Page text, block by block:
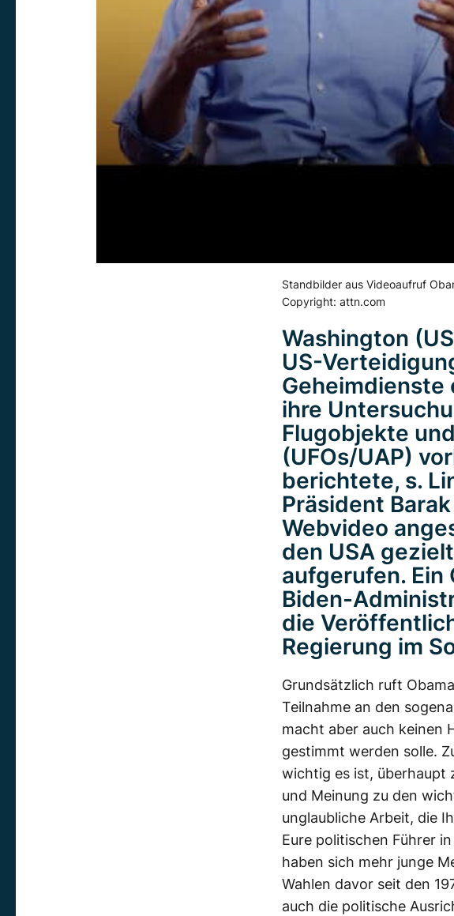
Standbilder aus Videoaufruf
Copyright: attn.com
Washington
US-
Geheimdienste
ihre
Flugobjekte
(UFOs/UAP)
berichtete, s.
Präsident
Webvideo
den USA
aufgerufen.
Biden-
die
Regierung im
Grundsätzlich ruft
Teilnahme an den
macht aber auch keinen
gestimmt werden solle.
wichtig es ist, überhaupt
und Meinung zu den
unglaubliche Arbeit, die
Eure politischen Führer
haben sich mehr junge
Wahlen davor seit den
auch die politische